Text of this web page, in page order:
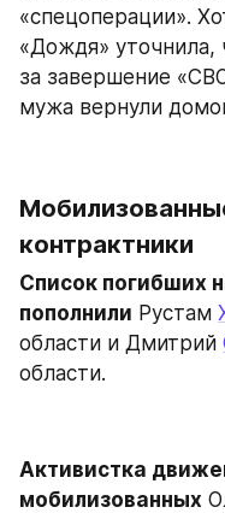
«спецоперации».
«Дождя»
за завершение
мужа вернули
контрактники
Список погибших
пополнили Рустам
области и Дмитрий
области.
Активистка
мобилизованных